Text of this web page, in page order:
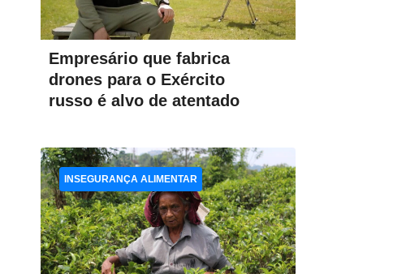
Empresário que fabrica
drones para o Exército
russo é alvo de atentado
INSEGURANÇA ALIMENTAR